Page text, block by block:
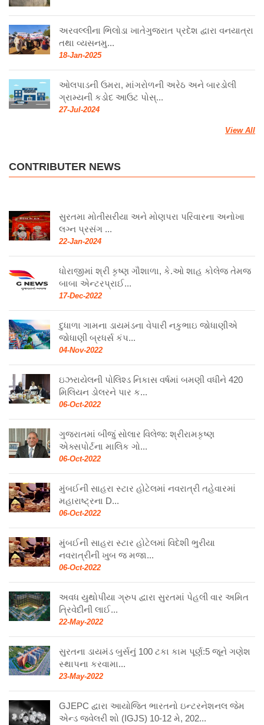
અરવલ્લીના ભિલોડા ખાતેગુજરાત પ્રદેશ દ્વારા વનયાત્રા
તથા વ્યસનમુ...
18-Jan-2025
ઓલપાડની ઉમરા, માંગરોળની અરેઠ અને બારડોલી
ગ્રામ્યની કડોદ આઉટ પોસ્...
27-Jul-2024
View All
CONTRIBUTER NEWS
સુરતમા મોતીસરીયા અને મોણપરા પરિવારના અનોખા
લગ્ન પ્રસંગ ...
22-Jan-2024
ધોરાજીમાં શ્રી કૃષ્ણ ગૌશાળા, કે.ઓ શાહ કોલેજ તેમજ
બાબા એન્ટરપ્રાઈ...
17-Dec-2022
દુધાળા ગામના ડાયમંડના વેપારી નકુભાઇ જોધાણીએ
જોધાણી બ્રધર્સ કંપ...
04-Nov-2022
ઇઝરાયેલની પોલિશ્ડ નિકાસ વર્ષમાં બમણી વધીને 420
મિલિયન ડોલરને પાર ક...
06-Oct-2022
ગુજરાતમાં બીજું સોલાર વિલેજ: શ્રીરામકૃષ્ણ
એક્સપોર્ટના માલિક ગો...
06-Oct-2022
મુંબઈની સાહરા સ્ટાર હોટેલમાં નવરાત્રી તહેવારમાં
મહારાષ્ટ્રના D...
06-Oct-2022
મુંબઈની સાહરા સ્ટાર હોટેલમાં વિદેશી ભુરીયા
નવરાત્રીની ખુબ જ મજા...
06-Oct-2022
અવધ યુથોપીયા ગ્રુપ દ્વારા સુરતમાં પેહલી વાર અમિત
ત્રિવેદીની લાઈ...
22-May-2022
સુરતના ડાયમંડ બુર્સનું 100 ટકા કામ પૂર્ણ:5 જૂને ગણેશ
સ્થાપના કરવામા...
23-May-2022
GJEPC દ્વારા આયોજિત ભારતનો ઇન્ટરનેશનલ જેમ
એન્ડ જ્વેલરી શો (IGJS) 10-12 મે, 202...